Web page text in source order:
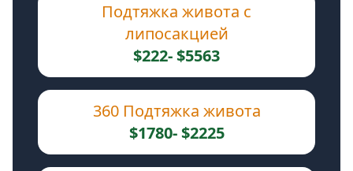
Подтяжка живота с
липосакцией
$222- $5563
360 Подтяжка живота
$1780- $2225